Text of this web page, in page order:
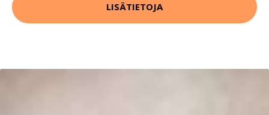
LISÄTIETOJA